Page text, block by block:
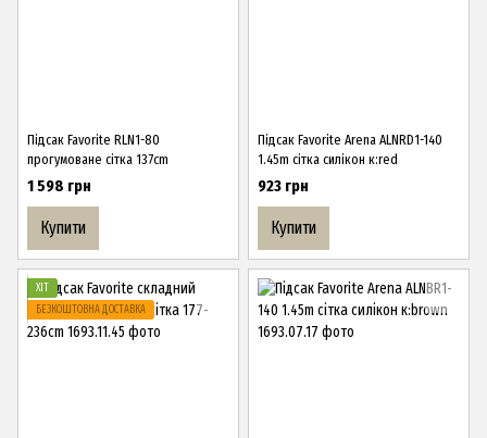
Підсак Favorite RLN1-80
прогумоване сітка 137cm
1 598 грн
Купити
Підсак Favorite Arena ALNRD1-140
1.45m сітка силікон к:red
923 грн
Купити
ХІТ
БЕЗКОШТОВНА ДОСТАВКА